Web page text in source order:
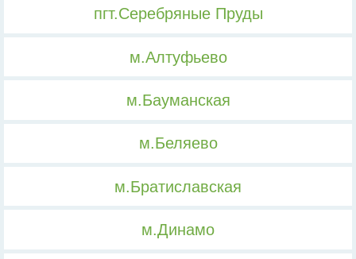
пгт.Серебряные Пруды
м.Алтуфьево
м.Бауманская
м.Беляево
м.Братиславская
м.Динамо